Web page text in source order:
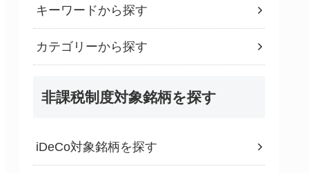
キーワードから探す
カテゴリーから探す
非課税制度対象銘柄を探す
iDeCo対象銘柄を探す